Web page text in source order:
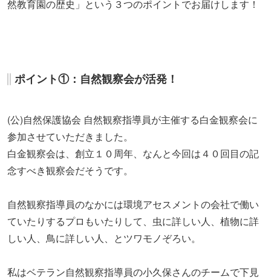
然教育園の歴史」という３つのポイントでお届けします！
ポイント①：自然観察会が活発！
(公)自然保護協会 自然観察指導員が主催する白金観察会に
参加させていただきました。
白金観察会は、創立１０周年、なんと今回は４０回目の記
念すべき観察会だそうです。
自然観察指導員のなかには環境アセスメントの会社で働い
ていたりするプロもいたりして、虫に詳しい人、植物に詳
しい人、鳥に詳しい人、とツワモノぞろい。
私はベテラン自然観察指導員の小久保さんのチームで下見